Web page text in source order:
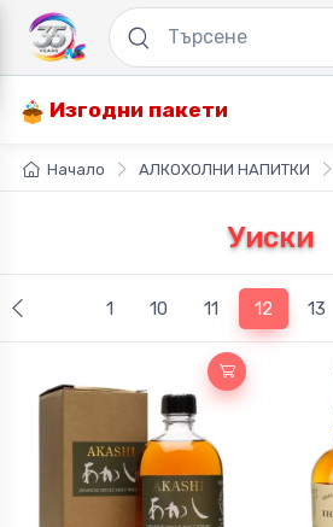
Изгодни пакети
Начало АЛКОХОЛНИ НАПИТКИ
Уиски
1 10 11 12(current)
13